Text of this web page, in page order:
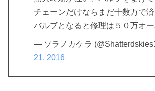
チェーンだけならまだ十数万で済
バルブとなると修理は５０万オ
— ソラノカケラ
21, 2016